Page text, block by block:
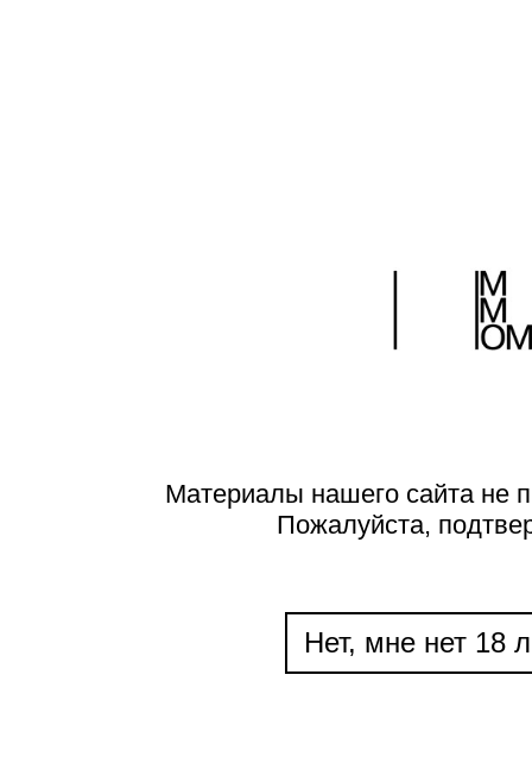
Материалы нашего сайта не
Пожалуйста,
Нет, мне нет 18